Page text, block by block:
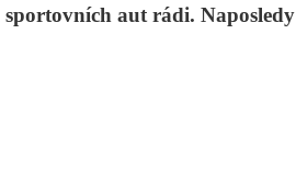
aut rádi. Naposledy